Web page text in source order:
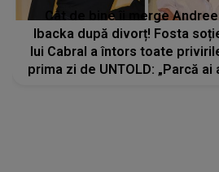
Cât de bine îi merge
Ibacka după divorț! Fosta
lui Cabral a întors toate
prima zi de UNTOLD: „Parcă ai